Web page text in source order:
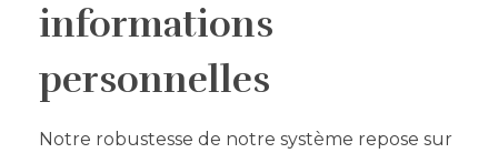
informations
personnelles
Notre robustesse de notre système repose sur